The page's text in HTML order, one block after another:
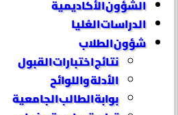
الشؤون الأكاديمية
الدراسات العُليا
شؤون الطلاب
نتائج اختبارات القبول
الأدلة واللوائح
بوابة الطالب الجامعية